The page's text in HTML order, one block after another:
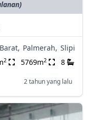
Palmerah, Slipi
2 5769m2 8
2 tahun yang lalu